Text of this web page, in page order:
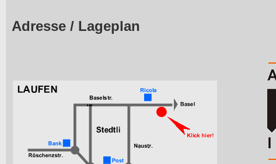
Adresse / Lageplan